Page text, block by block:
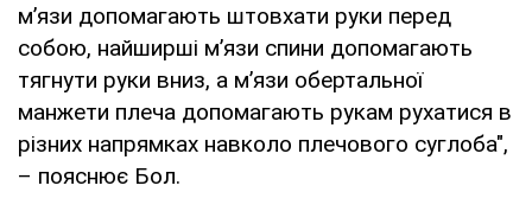
м’язи допомагають штовхати руки перед
собою, найширші м’язи спини допомагають
тягнути руки вниз, а м’язи обертальної
манжети плеча допомагають рукам рухатися в
різних напрямках навколо плечового суглоба",
– пояснює Бол.